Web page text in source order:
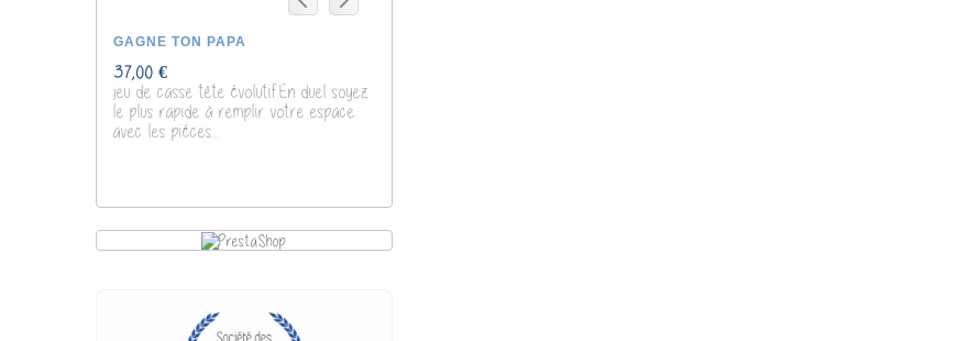
GAGNE TON PAPA
37,00 €
jeu de casse tête évolutif.En duel soyez
le plus rapide à remplir votre espace
avec les piéces...